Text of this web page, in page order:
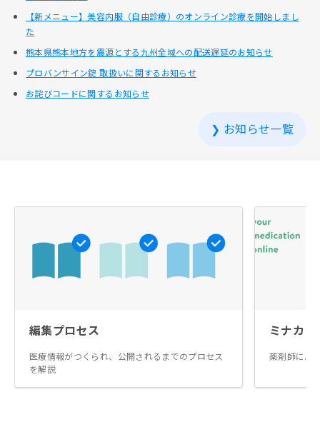
【新メニュー】美容内服（自由診療）のオンライン診療を開始しまし
た
熊本県熊本地方を震源とする九州全域への配送遅延のお知らせ
プロバンサイン錠 取扱いに関するお知らせ
お詫びコードに関するお知らせ
❯ お知らせ一覧
編集プロセス
医療情報がつくられ、公開されるまでのプロセス
を解説
ミナカ
薬剤師によ